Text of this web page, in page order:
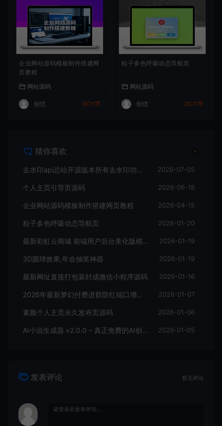
企业网站源码模板制作搭建网
页教程
网站源码
创优 0CY币
粒子多色呼吸动态导航页
网站源码
创优 0CY币
猜你喜欢
去水印api总站开源版本所有去水印功能在本地实现 2026-07-05
个人主页引导页源码 2026-06-18
企业网站源码模板制作搭建网页教程 2026-04-15
粒子多色呼吸动态导航页 2026-01-20
最新彩虹云商城 前端用户后台美化版模版源码 2026-01-19
3D圆球效果,年会抽奖神器 2026-01-19
最新网址直接打包装封成微信小程序源码 2026-01-16
2026年最新梦幻付费进群防红端口增加过白功能 2026-01-07
素颜个人主页永久发布页源码 2026-01-06
AI小说生成器 v2.0.0 – 真正免费的AI创作工具 2026-01-05
发表评论 暂无评论